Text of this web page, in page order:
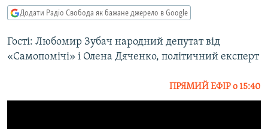
пошуку
УКРАЇНА
ТИ ЯК?
СХЕМИ
Додати Радіо Свобода як бажане джерело в Google
Гості: Любомир Зубач народний депутат від
«Самопомічі» і Олена Дяченко, політичний експерт
ПРЯМИЙ ЕФІР о 15:40